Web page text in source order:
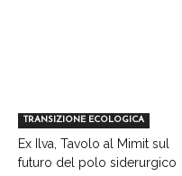
TRANSIZIONE ECOLOGICA
Ex Ilva, Tavolo al Mimit sul
futuro del polo siderurgico